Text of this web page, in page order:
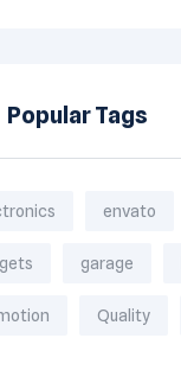
Popular Tags
envato
garage
Quality